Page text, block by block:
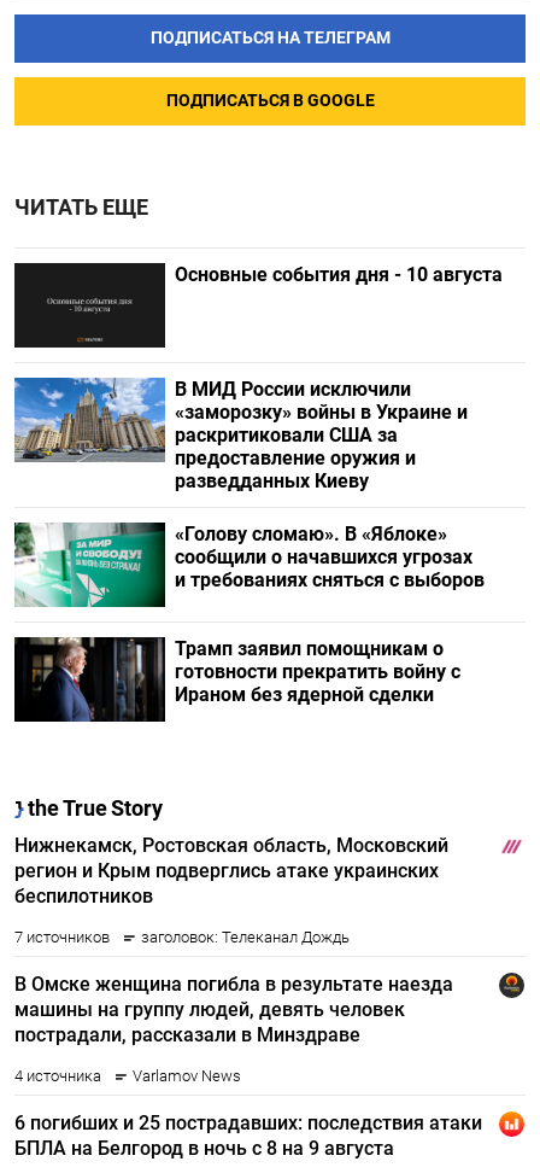
ПОДПИСАТЬСЯ НА ТЕЛЕГРАМ
ПОДПИСАТЬСЯ В GOOGLE
ЧИТАТЬ ЕЩЕ
Основные события дня - 10 августа
В МИД России исключили
«заморозку» войны в Украине и
раскритиковали США за
предоставление оружия и
разведданных Киеву
«Голову сломаю». В «Яблоке»
сообщили о начавшихся угрозах
и требованиях сняться с выборов
Трамп заявил помощникам о
готовности прекратить войну с
Ираном без ядерной сделки